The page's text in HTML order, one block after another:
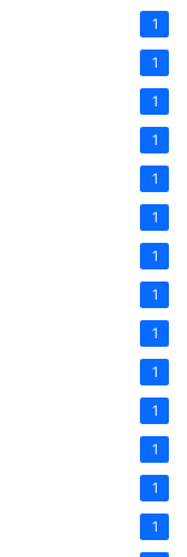
1
1
1
1
1
1
1
1
1
1
1
1
1
1